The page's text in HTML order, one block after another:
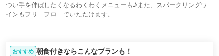
つい手を伸ばしたくなるわくわくメニューも♪また、スパークリングワ
インもフリーフローでいただけます。
おすすめ 朝食付きならこんなプランも！